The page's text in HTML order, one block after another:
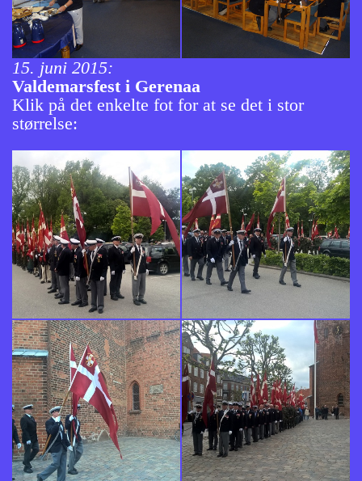
15. juni 2015:
Valdemarsfest i Gerenaa
Klik på det enkelte fot for at se det i stor
størrelse: